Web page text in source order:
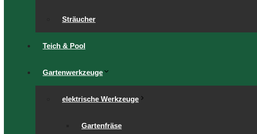
Sträucher
Teich & Pool
Gartenwerkzeuge
elektrische Werkzeuge
Gartenfräse